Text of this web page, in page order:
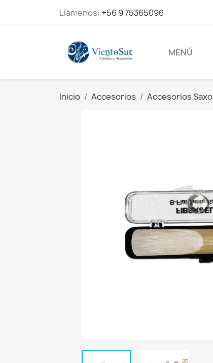
Llámenos: +56 9 75365096
MENÚ
Inicio Accesorios Accesorios Saxo